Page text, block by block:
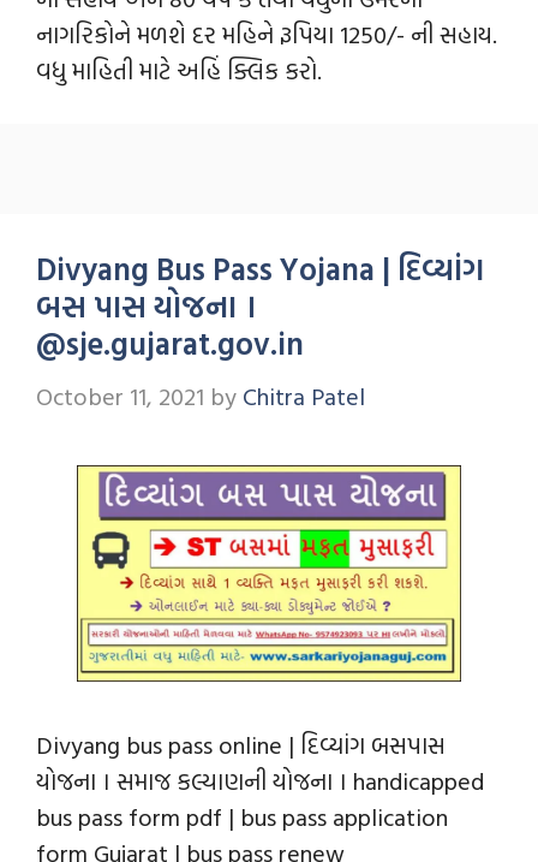
નાગરિકોને મળશે દર મહિને રૂપિયા 1250/- ની સહાય.
વધુ માહિતી માટે અહિં ક્લિક કરો.
Divyang Bus Pass Yojana | દિવ્યાંગ
બસ પાસ યોજના ।
@sje.gujarat.gov.in
October 11, 2021 by Chitra Patel
Divyang bus pass online | દિવ્યાંગ બસપાસ
યોજના । સમાજ કલ્યાણની યોજના । handicapped
bus pass form pdf | bus pass application
form Gujarat | bus pass renew